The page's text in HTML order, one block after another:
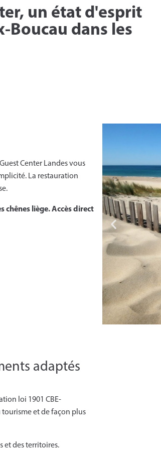
un état d'esprit
Boucau dans les
Center Landes vous
La restauration
chênes liège. Accès direct
adaptés
loi 1901 CBE-
tourisme et de façon plus
et des territoires.